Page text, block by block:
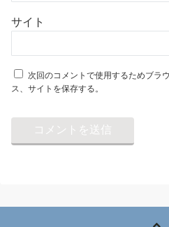
サイト
次回のコメントで使用するためブラ
ス、サイトを保存する。